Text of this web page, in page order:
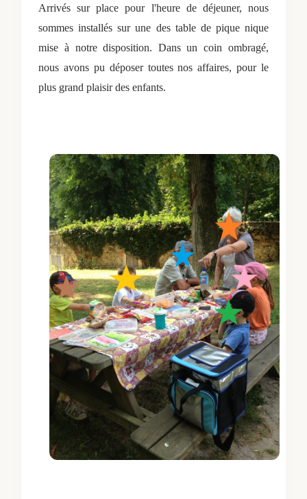
Arrivés sur place pour l'heure de déjeuner, nous
sommes installés sur une des table de pique nique
mise à notre disposition. Dans un coin ombragé,
nous avons pu déposer toutes nos affaires, pour le
plus grand plaisir des enfants.